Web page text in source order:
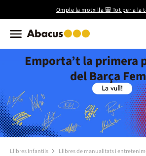
Omple la motxilla 🎒 Tot per a la
Emporta’t la primera
del Barça
Llibres Infantils Llibres de manualitats i